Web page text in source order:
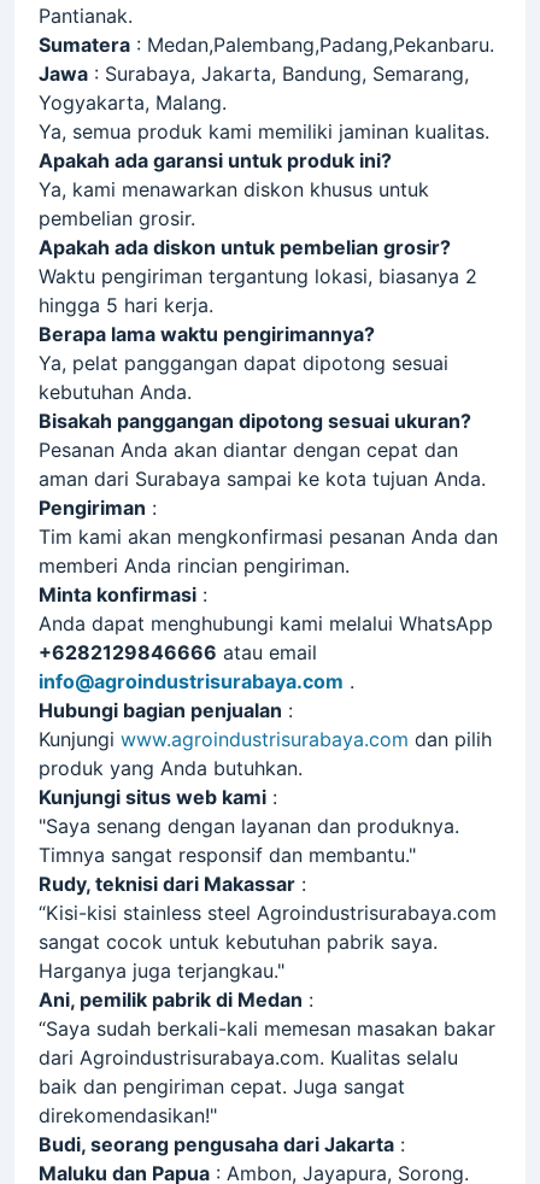
Pantianak.
Sumatera : Medan,Palembang,Padang,Pekanbaru.
Jawa : Surabaya, Jakarta, Bandung, Semarang,
Yogyakarta, Malang.
Ya, semua produk kami memiliki jaminan kualitas.
Apakah ada garansi untuk produk ini?
Ya, kami menawarkan diskon khusus untuk
pembelian grosir.
Apakah ada diskon untuk pembelian grosir?
Waktu pengiriman tergantung lokasi, biasanya 2
hingga 5 hari kerja.
Berapa lama waktu pengirimannya?
Ya, pelat panggangan dapat dipotong sesuai
kebutuhan Anda.
Bisakah panggangan dipotong sesuai ukuran?
Pesanan Anda akan diantar dengan cepat dan
aman dari Surabaya sampai ke kota tujuan Anda.
Pengiriman :
Tim kami akan mengkonfirmasi pesanan Anda dan
memberi Anda rincian pengiriman.
Minta konfirmasi :
Anda dapat menghubungi kami melalui WhatsApp
+6282129846666 atau email
info@agroindustrisurabaya.com .
Hubungi bagian penjualan :
Kunjungi www.agroindustrisurabaya.com dan pilih
produk yang Anda butuhkan.
Kunjungi situs web kami :
"Saya senang dengan layanan dan produknya.
Timnya sangat responsif dan membantu."
Rudy, teknisi dari Makassar :
“Kisi-kisi stainless steel Agroindustrisurabaya.com
sangat cocok untuk kebutuhan pabrik saya.
Harganya juga terjangkau."
Ani, pemilik pabrik di Medan :
“Saya sudah berkali-kali memesan masakan bakar
dari Agroindustrisurabaya.com. Kualitas selalu
baik dan pengiriman cepat. Juga sangat
direkomendasikan!"
Budi, seorang pengusaha dari Jakarta :
Maluku dan Papua : Ambon, Jayapura, Sorong.